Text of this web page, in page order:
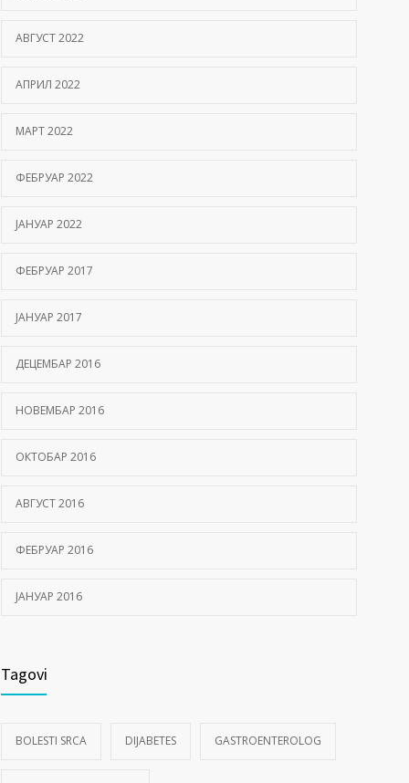
АВГУСТ 2022
АПРИЛ 2022
МАРТ 2022
ФЕБРУАР 2022
ЈАНУАР 2022
ФЕБРУАР 2017
ЈАНУАР 2017
ДЕЦЕМБАР 2016
НОВЕМБАР 2016
ОКТОБАР 2016
АВГУСТ 2016
ФЕБРУАР 2016
ЈАНУАР 2016
Tagovi
BOLESTI SRCA DIJABETES GASTROENTEROLOG